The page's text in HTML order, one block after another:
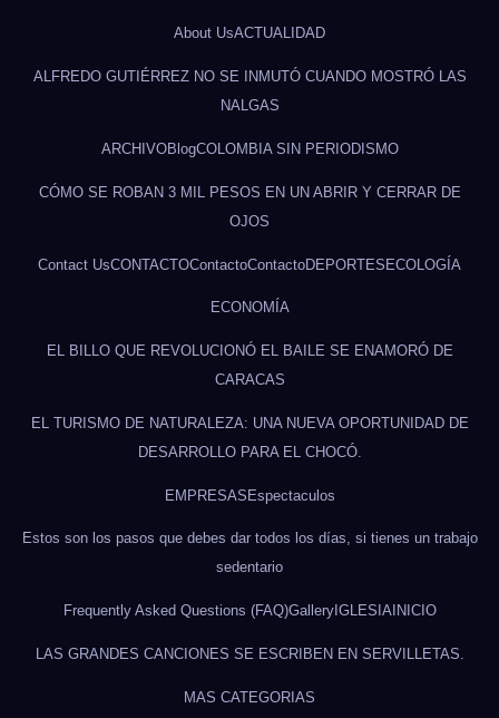
About UsACTUALIDAD
ALFREDO GUTIÉRREZ NO SE INMUTÓ CUANDO MOSTRÓ LAS
NALGAS
ARCHIVOBlogCOLOMBIA SIN PERIODISMO
CÓMO SE ROBAN 3 MIL PESOS EN UN ABRIR Y CERRAR DE
OJOS
Contact UsCONTACTOContactoContactoDEPORTESECOLOGÍA
ECONOMÍA
EL BILLO QUE REVOLUCIONÓ EL BAILE SE ENAMORÓ DE
CARACAS
EL TURISMO DE NATURALEZA: UNA NUEVA OPORTUNIDAD DE
DESARROLLO PARA EL CHOCÓ.
EMPRESASEspectaculos
Estos son los pasos que debes dar todos los días, si tienes un trabajo
sedentario
Frequently Asked Questions (FAQ)GalleryIGLESIAINICIO
LAS GRANDES CANCIONES SE ESCRIBEN EN SERVILLETAS.
MAS CATEGORIAS